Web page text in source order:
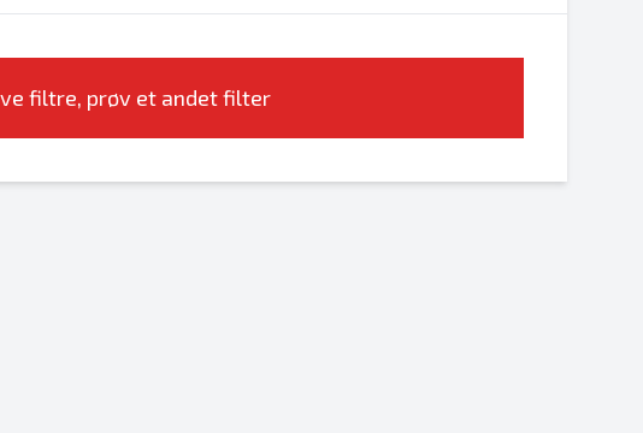
filtre, prøv et andet filter